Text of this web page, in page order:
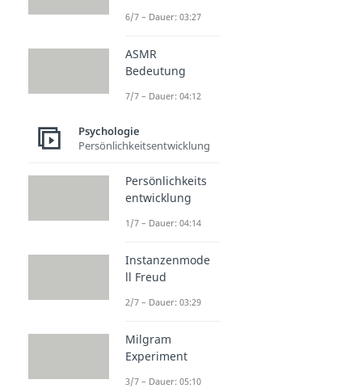
6/7 – Dauer: 03:27
ASMR
Bedeutung
7/7 – Dauer: 04:12
Psychologie
Persönlichkeitsentwicklung
Persönlichkeits
entwicklung
1/7 – Dauer: 04:14
Instanzenmode
ll Freud
2/7 – Dauer: 03:29
Milgram
Experiment
3/7 – Dauer: 05:10